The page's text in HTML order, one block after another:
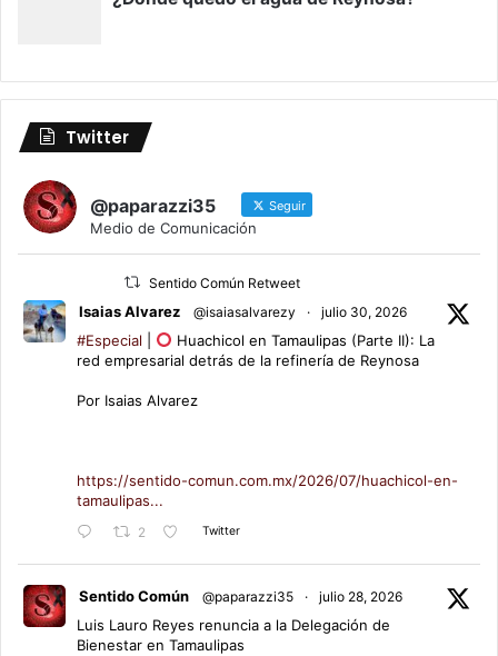
Twitter
@paparazzi35 Seguir
Medio de Comunicación
Sentido Común Retweet
Isaias Alvarez @isaiasalvarezy · julio 30, 2026
#Especial
Huachicol en Tamaulipas (Parte II): La
red empresarial detrás de la refinería de Reynosa
Por Isaias Alvarez
https://sentido-comun.com.mx/2026/07/huachicol-en-
tamaulipas...
2 Twitter
Sentido Común @paparazzi35 · julio 28, 2026
Luis Lauro Reyes renuncia a la Delegación de
Bienestar en Tamaulipas